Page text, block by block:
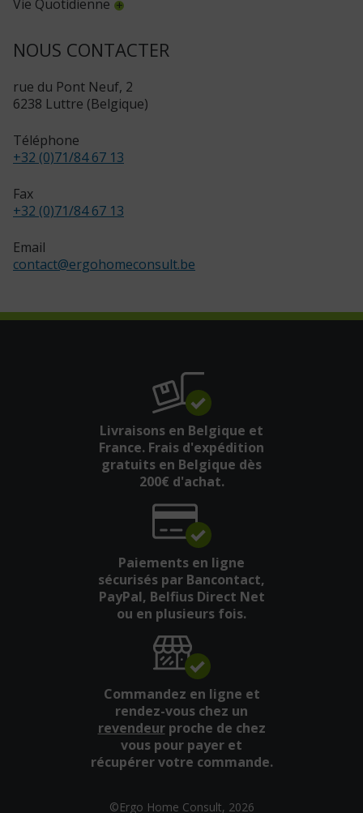
Vie Quotidienne
NOUS CONTACTER
rue du Pont Neuf, 2
6238 Luttre (Belgique)
Téléphone
+32 (0)71/84 67 13
Fax
+32 (0)71/84 67 13
Email
contact@ergohomeconsult.be
Livraisons en Belgique et
France. Frais d'expédition
gratuits en Belgique dès
200€ d'achat.
Paiements en ligne
sécurisés par Bancontact,
PayPal, Belfius Direct Net
ou en plusieurs fois.
Commandez en ligne et
rendez-vous chez un
revendeurproche de chez
vous pour payer et
récupérer votre commande.
©Ergo Home Consult, 2026